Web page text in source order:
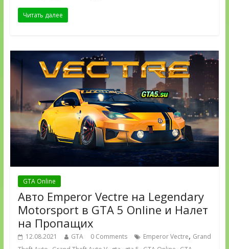
Читать далее
GTA Online
Авто Emperor Vectre на Legendary
Motorsport в GTA 5 Online и Налет
на Пропащих
12.08.2021 GTA 0 Comments Emperor Vectre, Grand